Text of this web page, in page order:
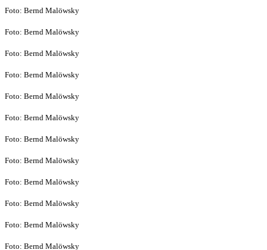
Foto: Bernd Malöwsky
Foto: Bernd Malöwsky
Foto: Bernd Malöwsky
Foto: Bernd Malöwsky
Foto: Bernd Malöwsky
Foto: Bernd Malöwsky
Foto: Bernd Malöwsky
Foto: Bernd Malöwsky
Foto: Bernd Malöwsky
Foto: Bernd Malöwsky
Foto: Bernd Malöwsky
Foto: Bernd Malöwsky